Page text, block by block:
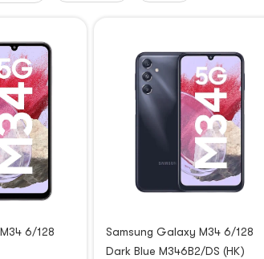
6/128
Samsung Galaxy M34 6/128
Dark Blue M346B2/DS (HK)